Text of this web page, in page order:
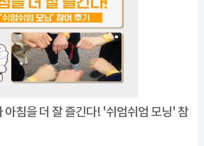
아침을 더 잘 즐긴다! '쉬엄쉬엄 모닝' 참